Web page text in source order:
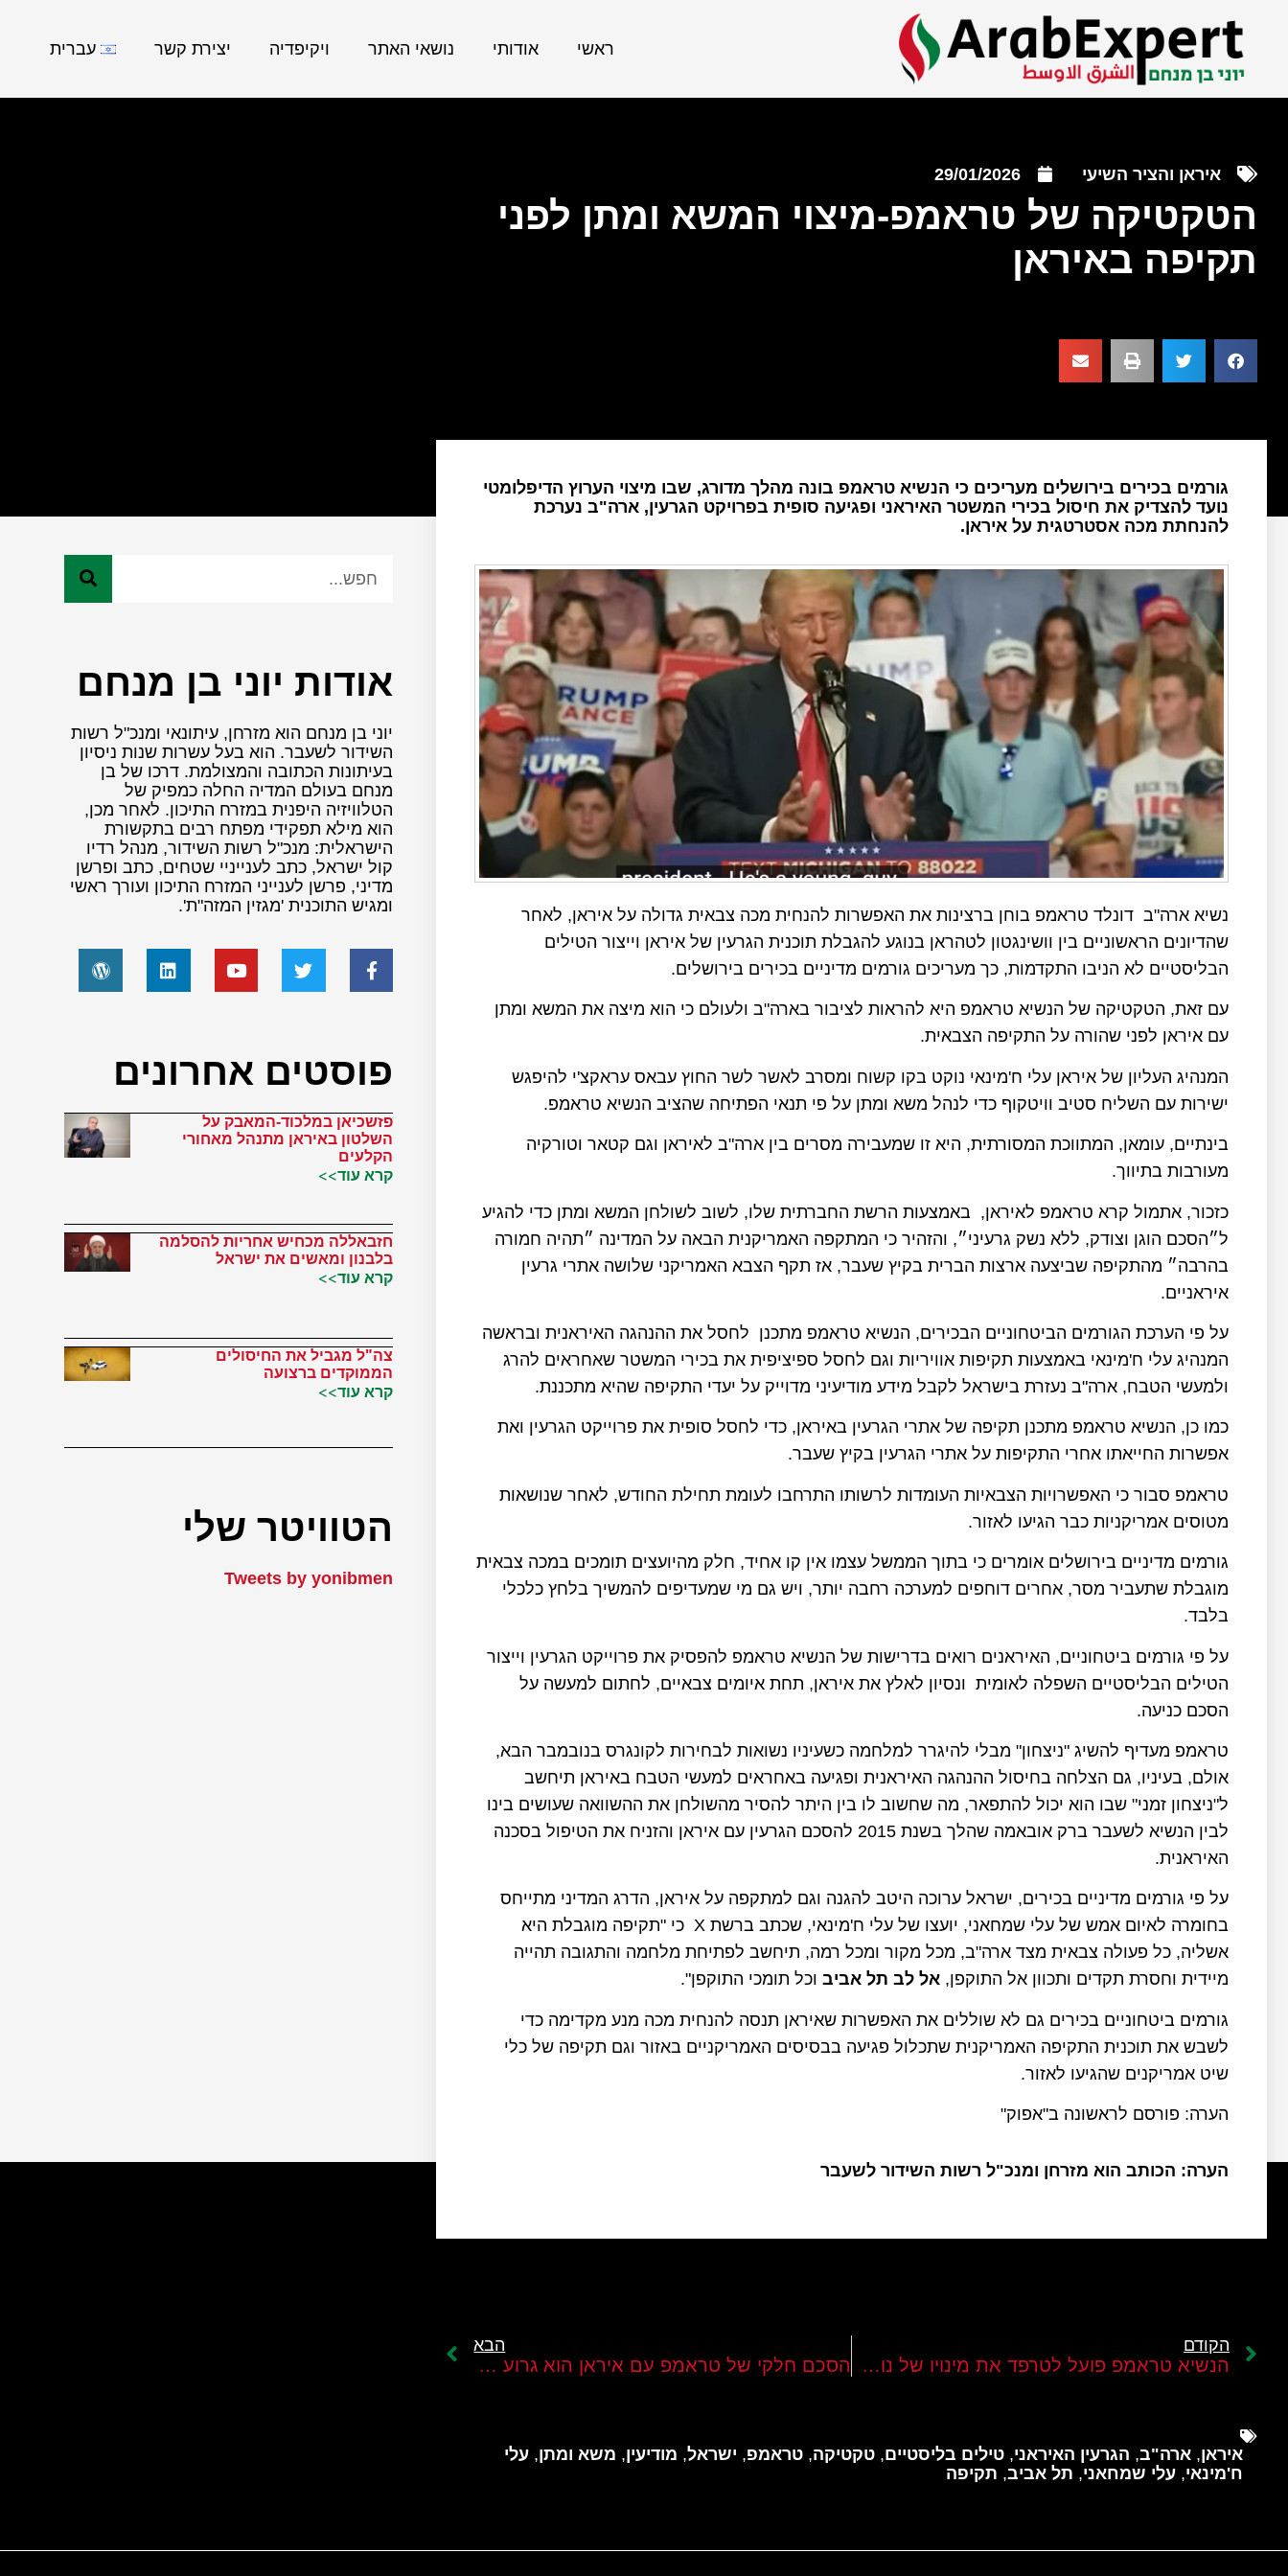
ראשי אודותי נושאי האתר ויקיפדיה יצירת קשר עברית
איראן והציר השיעי 29/01/2026
הטקטיקה של טראמפ-מיצוי המשא ומתן לפני
תקיפה באיראן
גורמים בכירים בירושלים מעריכים כי הנשיא טראמפ בונה מהלך מדורג, שבו מיצוי הערוץ הדיפלומטי
נועד להצדיק את חיסול בכירי המשטר האיראני ופגיעה סופית בפרויקט הגרעין, ארה"ב נערכת
להנחתת מכה אסטרטגית על איראן.
נשיא ארה"ב דונלד טראמפ בוחן ברצינות את האפשרות להנחית מכה צבאית גדולה על איראן, לאחר
שהדיונים הראשוניים בין וושינגטון לטהראן בנוגע להגבלת תוכנית הגרעין של איראן וייצור הטילים
הבליסטיים לא הניבו התקדמות, כך מעריכים גורמים מדיניים בכירים בירושלים.
עם זאת, הטקטיקה של הנשיא טראמפ היא להראות לציבור בארה"ב ולעולם כי הוא מיצה את המשא ומתן
עם איראן לפני שהורה על התקיפה הצבאית.
המנהיג העליון של איראן עלי ח'מינאי נוקט בקו קשוח ומסרב לאשר לשר החוץ עבאס עראקצ'י להיפגש
ישירות עם השליח סטיב וויטקוף כדי לנהל משא ומתן על פי תנאי הפתיחה שהציב הנשיא טראמפ.
בינתיים, עומאן, המתווכת המסורתית, היא זו שמעבירה מסרים בין ארה"ב לאיראן וגם קטאר וטורקיה
מעורבות בתיווך.
כזכור, אתמול קרא טראמפ לאיראן, באמצעות הרשת החברתית שלו, לשוב לשולחן המשא ומתן כדי להגיע
ל״הסכם הוגן וצודק, ללא נשק גרעיני״, והזהיר כי המתקפה האמריקנית הבאה על המדינה ״תהיה חמורה
בהרבה״ מהתקיפה שביצעה ארצות הברית בקיץ שעבר, אז תקף הצבא האמריקני שלושה אתרי גרעין
איראניים.
על פי הערכת הגורמים הביטחוניים הבכירים, הנשיא טראמפ מתכנן לחסל את ההנהגה האיראנית ובראשה
המנהיג עלי ח'מינאי באמצעות תקיפות אוויריות וגם לחסל ספיציפית את בכירי המשטר שאחראים להרג
ולמעשי הטבח, ארה"ב נעזרת בישראל לקבל מידע מודיעיני מדוייק על יעדי התקיפה שהיא מתכננת.
כמו כן, הנשיא טראמפ מתכנן תקיפה של אתרי הגרעין באיראן, כדי לחסל סופית את פרוייקט הגרעין ואת
אפשרות החייאתו אחרי התקיפות על אתרי הגרעין בקיץ שעבר.
טראמפ סבור כי האפשרויות הצבאיות העומדות לרשותו התרחבו לעומת תחילת החודש, לאחר שנושאות
מטוסים אמריקניות כבר הגיעו לאזור.
גורמים מדיניים בירושלים אומרים כי בתוך הממשל עצמו אין קו אחיד, חלק מהיועצים תומכים במכה צבאית
מוגבלת שתעביר מסר, אחרים דוחפים למערכה רחבה יותר, ויש גם מי שמעדיפים להמשיך בלחץ כלכלי
בלבד.
על פי גורמים ביטחוניים, האיראנים רואים בדרישות של הנשיא טראמפ להפסיק את פרוייקט הגרעין וייצור
הטילים הבליסטיים השפלה לאומית ונסיון לאלץ את איראן, תחת איומים צבאיים, לחתום למעשה על
הסכם כניעה.
טראמפ מעדיף להשיג "ניצחון" מבלי להיגרר למלחמה כשעיניו נשואות לבחירות לקונגרס בנובמבר הבא,
אולם, בעיניו, גם הצלחה בחיסול ההנהגה האיראנית ופגיעה באחראים למעשי הטבח באיראן תיחשב
ל"ניצחון זמני" שבו הוא יכול להתפאר, מה שחשוב לו בין היתר להסיר מהשולחן את ההשוואה שעושים בינו
לבין הנשיא לשעבר ברק אובאמה שהלך בשנת 2015 להסכם הגרעין עם איראן והזניח את הטיפול בסכנה
האיראנית.
על פי גורמים מדיניים בכירים, ישראל ערוכה היטב להגנה וגם למתקפה על איראן, הדרג המדיני מתייחס
בחומרה לאיום אמש של עלי שמחאני, יועצו של עלי ח'מינאי, שכתב ברשת X כי "תקיפה מוגבלת היא
אשליה, כל פעולה צבאית מצד ארה"ב, מכל מקור ומכל רמה, תיחשב לפתיחת מלחמה והתגובה תהייה
מיידית וחסרת תקדים ותכוון אל התוקפן, אל לב תל אביב וכל תומכי התוקפן".
גורמים ביטחוניים בכירים גם לא שוללים את האפשרות שאיראן תנסה להנחית מכה מנע מקדימה כדי
לשבש את תוכנית התקיפה האמריקנית שתכלול פגיעה בבסיסים האמריקניים באזור וגם תקיפה של כלי
שיט אמריקנים שהגיעו לאזור.
הערה: פורסם לראשונה ב"אפוק"
הערה: הכותב הוא מזרחן ומנכ"ל רשות השידור לשעבר
אודות יוני בן מנחם
יוני בן מנחם הוא מזרחן, עיתונאי ומנכ"ל רשות
השידור לשעבר. הוא בעל עשרות שנות ניסיון
בעיתונות הכתובה והמצולמת. דרכו של בן
מנחם בעולם המדיה החלה כמפיק של
הטלוויזיה היפנית במזרח התיכון. לאחר מכן,
הוא מילא תפקידי מפתח רבים בתקשורת
הישראלית: מנכ"ל רשות השידור, מנהל רדיו
קול ישראל, כתב לענייניי שטחים, כתב ופרשן
מדיני, פרשן לענייני המזרח התיכון ועורך ראשי
ומגיש התוכנית 'מגזין המזה"ת'.
פוסטים אחרונים
פזשכיאן במלכוד-המאבק על
השלטון באיראן מתנהל מאחורי
הקלעים
קרא עוד>>
חזבאללה מכחיש אחריות להסלמה
בלבנון ומאשים את ישראל
קרא עוד>>
צה"ל מגביל את החיסולים
הממוקדים ברצועה
קרא עוד>>
הטוויטר שלי
Tweets by yonibmen
הקודם
הנשיא טראמפ פועל לטרפד את מינויו של נורי אלמאלכי לראש ממשלת עיראק
הבא
הסכם חלקי של טראמפ עם איראן הוא גרוע לישראל
איראן, ארה"ב, הגרעין האיראני, טילים בליסטיים, טקטיקה, טראמפ, ישראל, מודיעין, משא ומתן, עלי
ח'מינאי, עלי שמחאני, תל אביב, תקיפה